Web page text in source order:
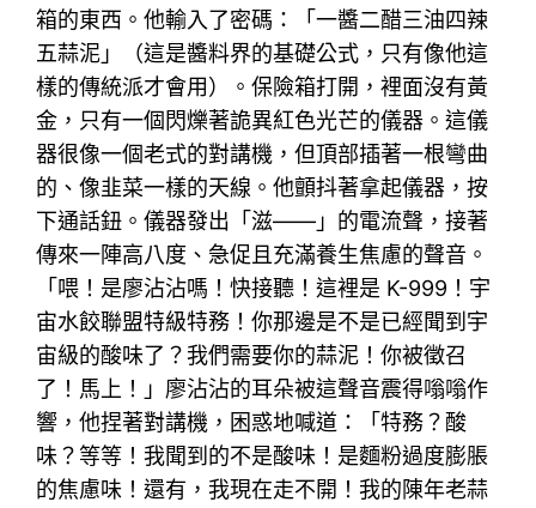
箱的東西。他輸入了密碼：「一醬二醋三油四辣
五蒜泥」（這是醬料界的基礎公式，只有像他這
樣的傳統派才會用）。保險箱打開，裡面沒有黃
金，只有一個閃爍著詭異紅色光芒的儀器。這儀
器很像一個老式的對講機，但頂部插著一根彎曲
的、像韭菜一樣的天線。他顫抖著拿起儀器，按
下通話鈕。儀器發出「滋——」的電流聲，接著
傳來一陣高八度、急促且充滿養生焦慮的聲音。
「喂！是廖沾沾嗎！快接聽！這裡是 K-999！宇
宙水餃聯盟特級特務！你那邊是不是已經聞到宇
宙級的酸味了？我們需要你的蒜泥！你被徵召
了！馬上！」廖沾沾的耳朵被這聲音震得嗡嗡作
響，他捏著對講機，困惑地喊道：「特務？酸
味？等等！我聞到的不是酸味！是麵粉過度膨脹
的焦慮味！還有，我現在走不開！我的陳年老蒜